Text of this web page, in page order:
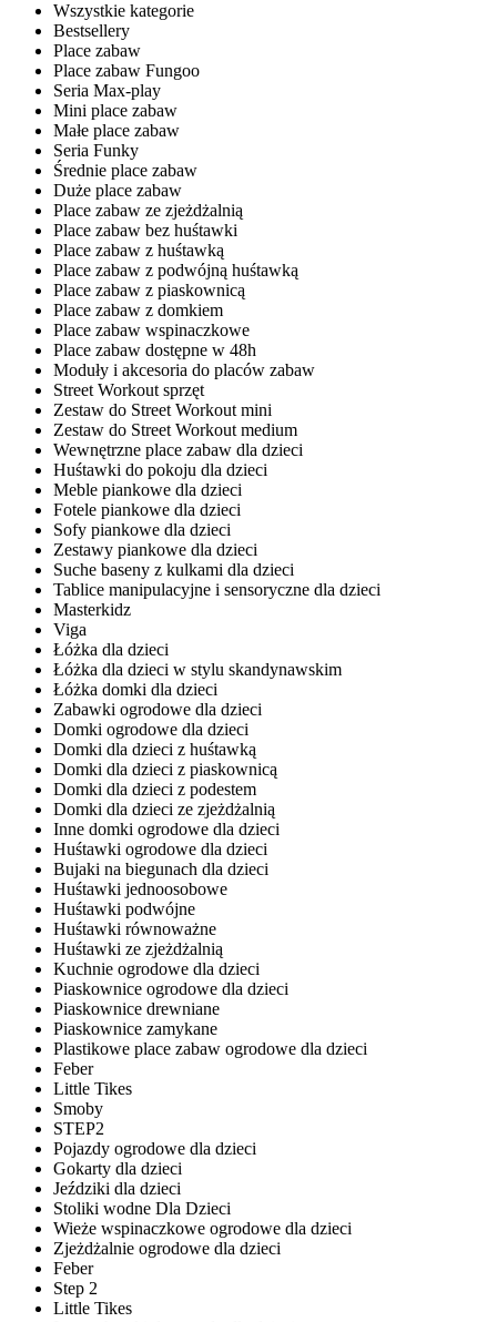
Wszystkie kategorie
Bestsellery
Place zabaw
Place zabaw Fungoo
Seria Max-play
Mini place zabaw
Małe place zabaw
Seria Funky
Średnie place zabaw
Duże place zabaw
Place zabaw ze zjeżdżalnią
Place zabaw bez huśtawki
Place zabaw z huśtawką
Place zabaw z podwójną huśtawką
Place zabaw z piaskownicą
Place zabaw z domkiem
Place zabaw wspinaczkowe
Place zabaw dostępne w 48h
Moduły i akcesoria do placów zabaw
Street Workout sprzęt
Zestaw do Street Workout mini
Zestaw do Street Workout medium
Wewnętrzne place zabaw dla dzieci
Huśtawki do pokoju dla dzieci
Meble piankowe dla dzieci
Fotele piankowe dla dzieci
Sofy piankowe dla dzieci
Zestawy piankowe dla dzieci
Suche baseny z kulkami dla dzieci
Tablice manipulacyjne i sensoryczne dla dzieci
Masterkidz
Viga
Łóżka dla dzieci
Łóżka dla dzieci w stylu skandynawskim
Łóżka domki dla dzieci
Zabawki ogrodowe dla dzieci
Domki ogrodowe dla dzieci
Domki dla dzieci z huśtawką
Domki dla dzieci z piaskownicą
Domki dla dzieci z podestem
Domki dla dzieci ze zjeżdżalnią
Inne domki ogrodowe dla dzieci
Huśtawki ogrodowe dla dzieci
Bujaki na biegunach dla dzieci
Huśtawki jednoosobowe
Huśtawki podwójne
Huśtawki równoważne
Huśtawki ze zjeżdżalnią
Kuchnie ogrodowe dla dzieci
Piaskownice ogrodowe dla dzieci
Piaskownice drewniane
Piaskownice zamykane
Plastikowe place zabaw ogrodowe dla dzieci
Feber
Little Tikes
Smoby
STEP2
Pojazdy ogrodowe dla dzieci
Gokarty dla dzieci
Jeździki dla dzieci
Stoliki wodne Dla Dzieci
Wieże wspinaczkowe ogrodowe dla dzieci
Zjeżdżalnie ogrodowe dla dzieci
Feber
Step 2
Little Tikes